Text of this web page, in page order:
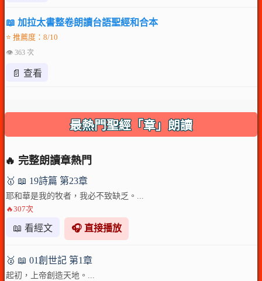
📖 加拉太書整卷朗讀台語聖經和合本
⭐ 推薦度：8/10
👁 363 次
📄 查看
最熱門聖經「章」朗讀
🔥 完整朗讀章熱門
🥇 📖 19詩篇 第23章
耶和華是我的牧者，我必不致缺乏。...
🔥307次
📖 看經文 🎧 直接播放
🥈 📖 01創世記 第1章
起初，上帝創造天地。...